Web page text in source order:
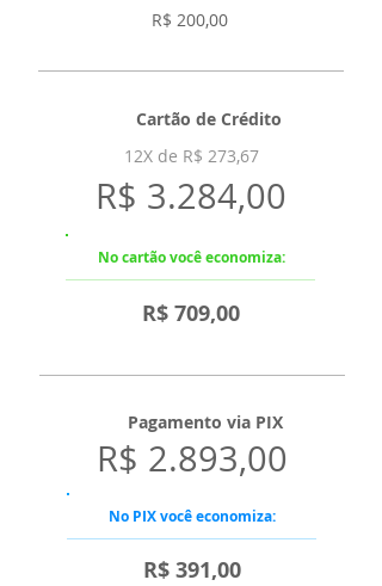
R$ 200,00
Cartão de Crédito
12X de R$ 273,67
R$ 3.284,00
No cartão você economiza:
R$ 709,00
Pagamento via PIX
R$ 2.893,00
No PIX você economiza:
R$ 391,00